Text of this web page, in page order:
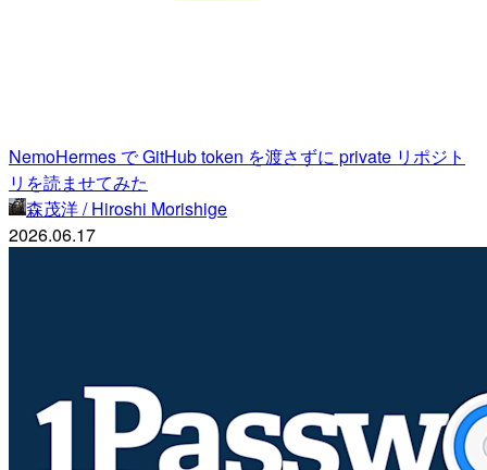
NemoHermes で GitHub token を渡さずに private リポジト
リを読ませてみた
森茂洋 / Hiroshi Morishige
2026.06.17